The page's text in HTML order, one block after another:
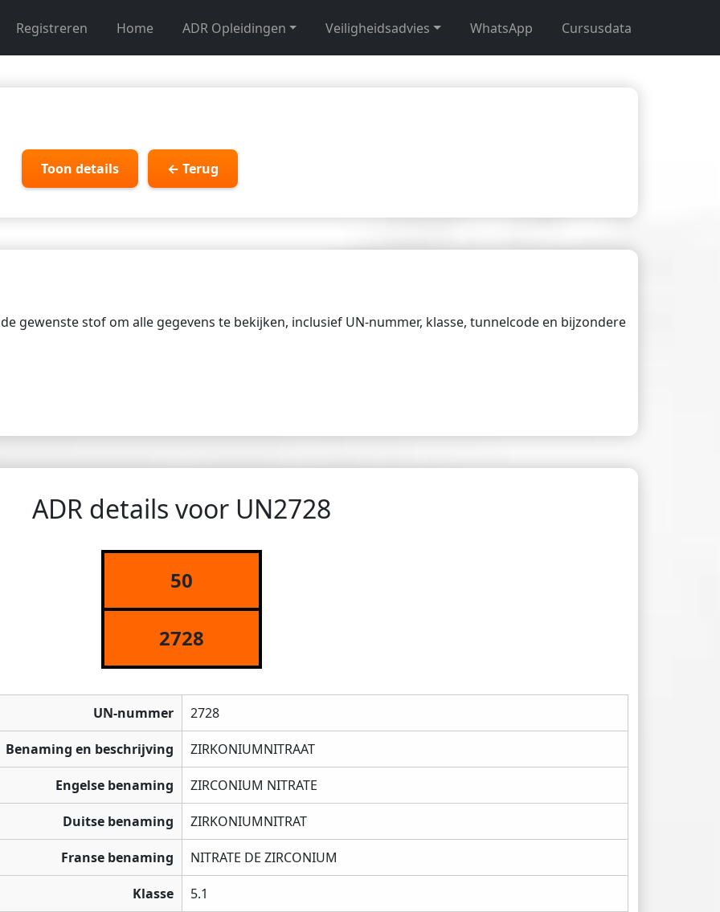
Registreren Home ADR Opleidingen Veiligheidsadvies WhatsApp Cursusdata
Toon details ← Terug
gewenste stof om alle gegevens te bekijken, inclusief UN-nummer, klasse, tunnelcode en bijzondere
ADR details voor UN2728
50
2728
UN-nummer 2728
Benaming en beschrijving ZIRKONIUMNITRAAT
Engelse benaming ZIRCONIUM NITRATE
Duitse benaming ZIRKONIUMNITRAT
Franse benaming NITRATE DE ZIRCONIUM
Klasse 5.1